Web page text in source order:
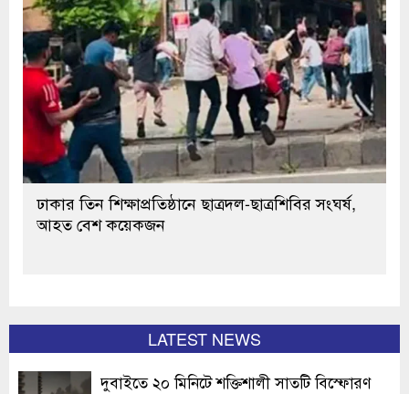
ঢাকার তিন শিক্ষাপ্রতিষ্ঠানে ছাত্রদল-ছাত্রশিবির সংঘর্ষ,
আহত বেশ কয়েকজন
LATEST NEWS
দুবাইতে ২০ মিনিটে শক্তিশালী সাতটি বিস্ফোরণ